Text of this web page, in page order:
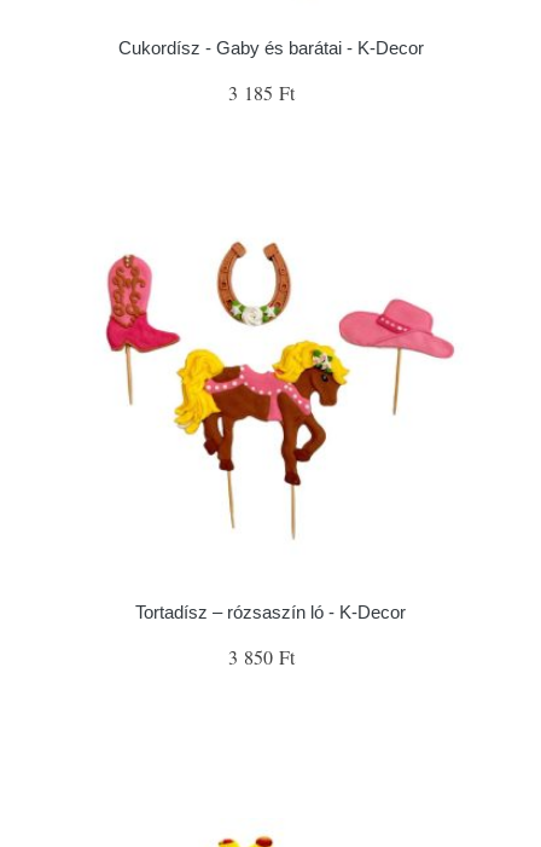
Cukordísz - Gaby és barátai - K-Decor
3 185 Ft
Tortadísz – rózsaszín ló - K-Decor
3 850 Ft